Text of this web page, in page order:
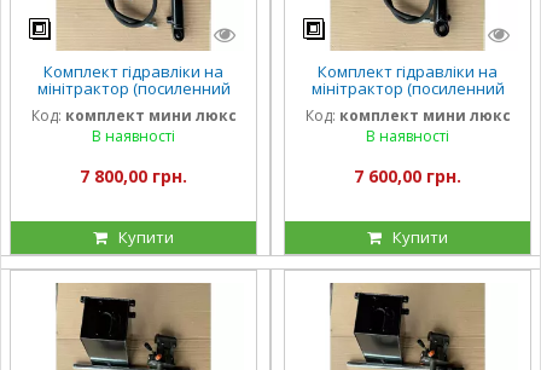
Комплект гідравліки на
мінітрактор (посиленний
циліндр 320 мм хід)
Код: комплект мини люкс
В наявності
7 800,00 грн.
Купити
Комплект гідравліки на
мінітрактор (посиленний
циліндр 200 мм хід)
Код: комплект мини люкс
В наявності
7 600,00 грн.
Купити